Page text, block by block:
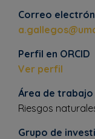
Correo
Perfil en ORCID
Ver perfil
Área de trabajo
Riesgos
Grupo de